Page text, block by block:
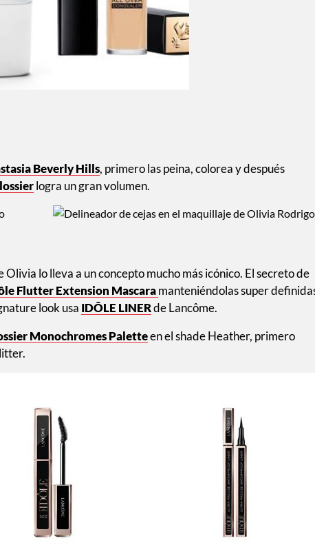
Beverly Hills, primero las peina, colorea y después
logra un gran volumen.
Olivia lo lleva a un concepto mucho más icónico. El secreto de
Flutter Extension Mascaramanteniéndolas super
look usa IDÔLE LINERde Lancôme.
Monochromes Paletteen el shade Heather, primero